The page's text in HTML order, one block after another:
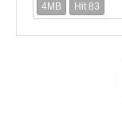
4MB
Hit 83